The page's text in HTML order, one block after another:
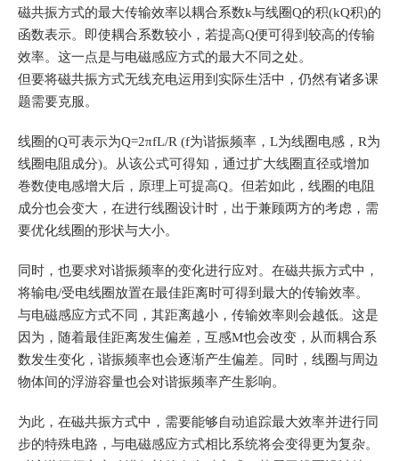
磁共振方式的最大传输效率以耦合系数k与线圈Q的积(kQ积)的
函数表示。即使耦合系数较小，若提高Q便可得到较高的传输
效率。这一点是与电磁感应方式的最大不同之处。
但要将磁共振方式无线充电运用到实际生活中，仍然有诸多课
题需要克服。
线圈的Q可表示为Q=2πfL/R (f为谐振频率，L为线圈电感，R为
线圈电阻成分)。从该公式可得知，通过扩大线圈直径或增加
巻数使电感增大后，原理上可提高Q。但若如此，线圈的电阻
成分也会变大，在进行线圈设计时，出于兼顾两方的考虑， 需
要优化线圈的形状与大小。
同时， 也要求对谐振频率的变化进行应对。在磁共振方式中，
将输电/受电线圈放置在最佳距离时可得到最大的传输效率。
与电磁感应方式不同，其距离越小，传输效率则会越低。这是
因为，随着最佳距离发生偏差，互感M也会改变，从而耦合系
数发生变化，谐振频率也会逐渐产生偏差。同时，线圈与周边
物体间的浮游容量也会对谐振频率产生影响。
为此， 在磁共振方式中，需要能够自动追踪最大效率并进行同
步的特殊电路，与电磁感应方式相比系统将会变得更为复杂。